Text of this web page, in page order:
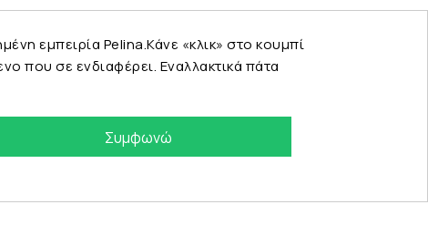
εμπειρία Pelina.Κάνε «κλικ» στο κουμπί
που σε ενδιαφέρει. Εναλλακτικά πάτα
Συμφωνώ